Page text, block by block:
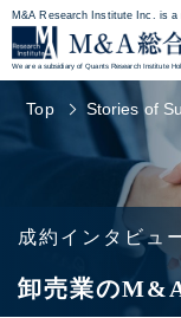
M&A Research Institute Inc. is a
We are a subsidiary of Quants Research Institute
Top Stories of
成約インタビュ
卸売業の